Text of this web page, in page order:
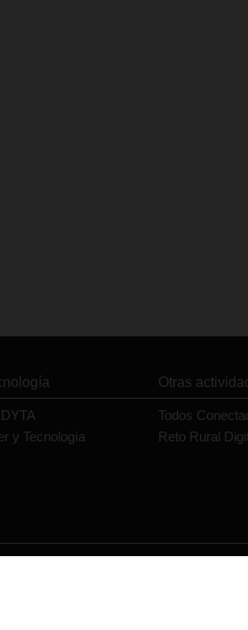
y Tecnología
Otras
Todos
Reto Rural